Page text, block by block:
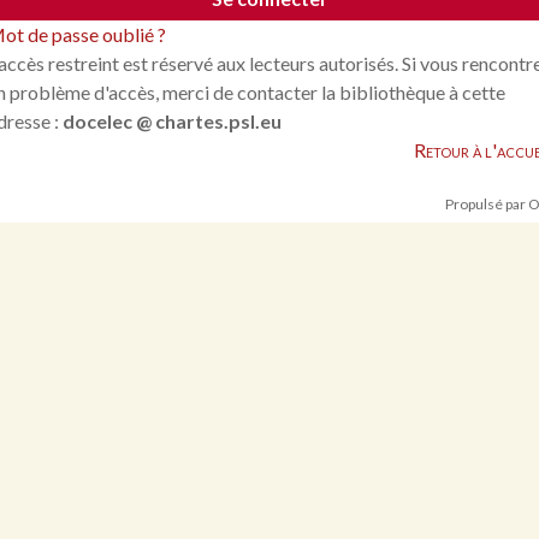
de passe oublié ?
restreint est réservé aux lecteurs autorisés. Si vous
problème d'accès, merci de contacter la bibliothèque à cette
: docelec @ chartes.psl.eu
Retour à
Propulsé par